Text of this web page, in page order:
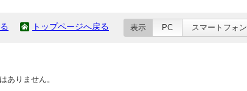
トップページへ戻る 表示 PC スマートフォン
ありません。